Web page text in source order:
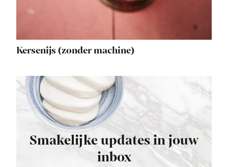
Kersenijs (zonder machine)
Smakelijke updates in jouw
inbox